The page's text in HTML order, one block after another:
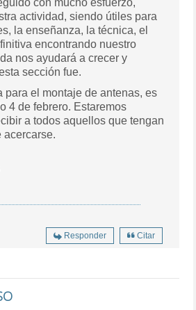
actividad, siendo útiles para
la enseñanza, la técnica, el
nos ayudará a crecer y
sección fue.
4 de febrero. Estaremos
a todos aquellos que tengan
acercarse.
Responder Citar